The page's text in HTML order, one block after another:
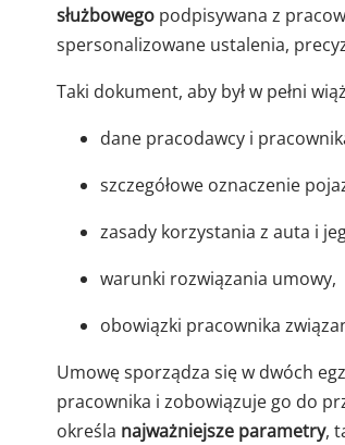
służbowego podpisywana z
spersonalizowane ustalenia,
Taki dokument, aby był w pełni
dane pracodawcy i
szczegółowe oznaczenie
zasady korzystania z auta i
warunki rozwiązania umowy,
obowiązki pracownika
Umowę sporządza się w dwóch
pracownika i zobowiązuje go do
określa najważniejsze parametry,